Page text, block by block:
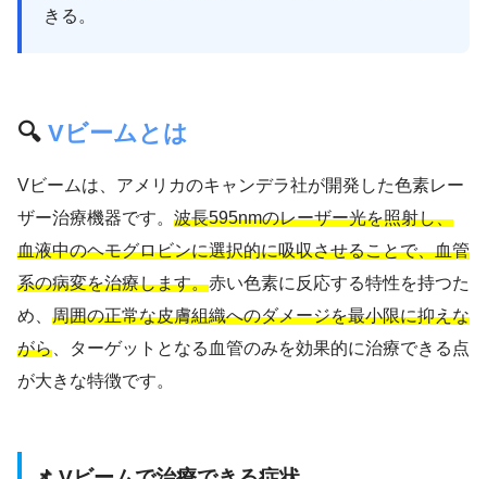
きる。
🔍 Vビームとは
Vビームは、アメリカのキャンデラ社が開発した色素レー
ザー治療機器です。 波長595nmのレーザー光を照射し、
血液中のヘモグロビンに選択的に吸収させることで、血管
系の病変を治療します。赤い色素に反応する特性を持つた
め、 周囲の正常な皮膚組織へのダメージを最小限に抑えな
がら 、ターゲットとなる血管のみを効果的に治療できる点
が大きな特徴です。